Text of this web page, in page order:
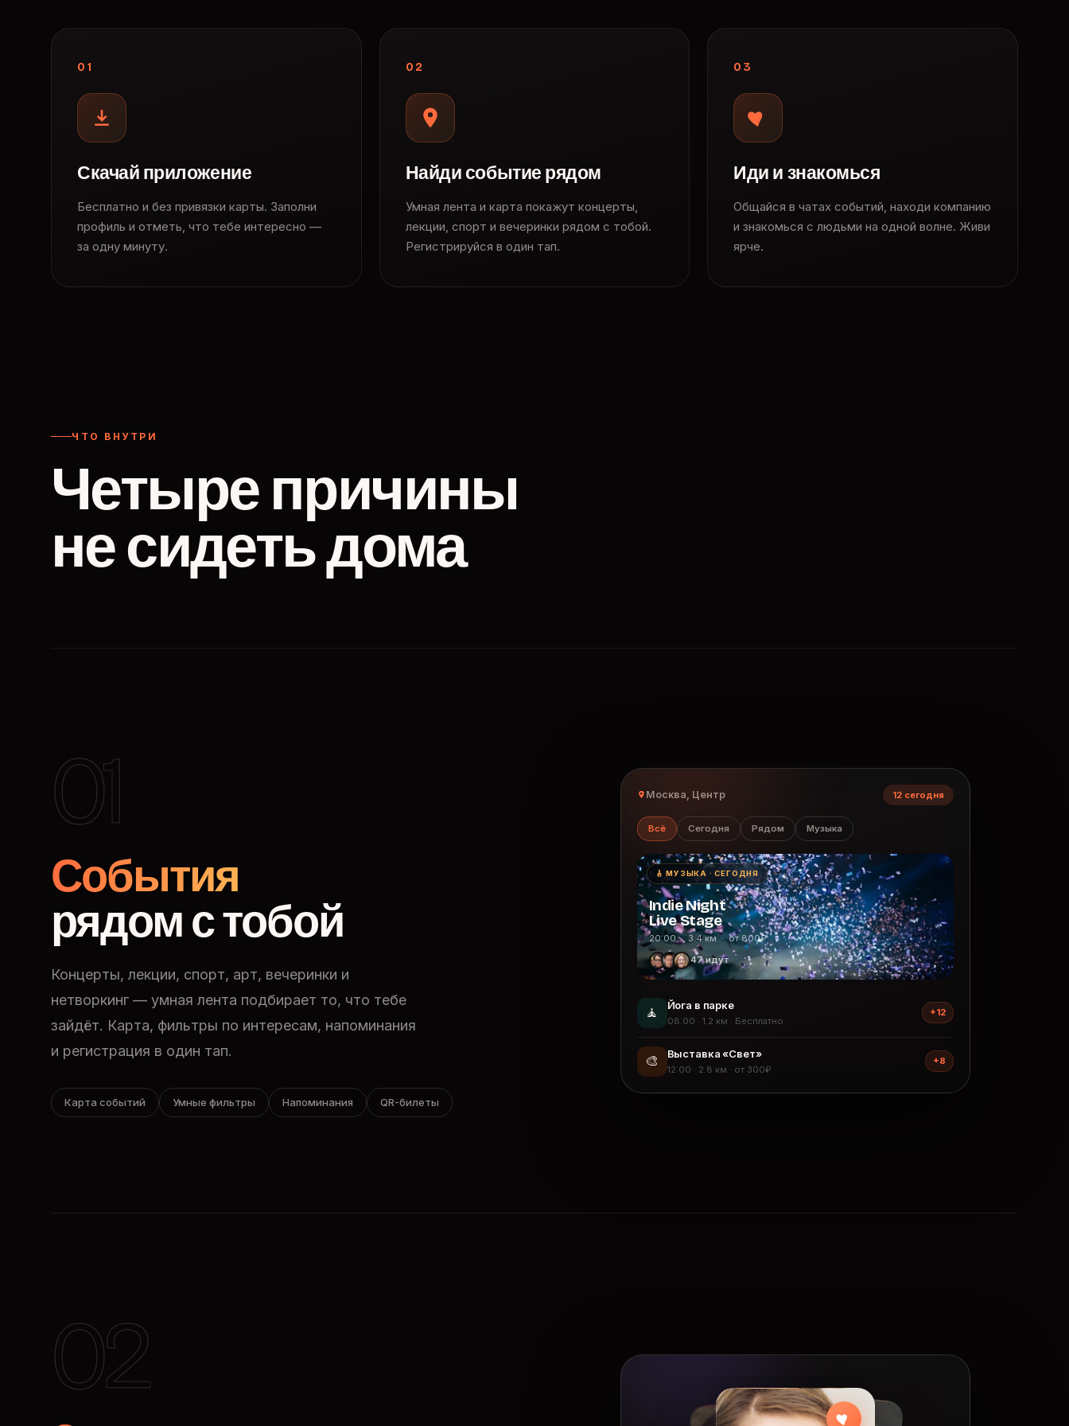
01
Скачай приложение
Бесплатно и без привязки карты. Заполни
профиль и отметь, что тебе интересно —
за одну минуту.
02
Найди событие рядом
Умная лента и карта покажут концерты,
лекции, спорт и вечеринки рядом с тобой.
Регистрируйся в один тап.
03
Иди и знакомься
Общайся в чатах событий, находи компанию
и знакомься с людьми на одной волне. Живи
ярче.
ЧТО ВНУТРИ
Четыре причины
не сидеть дома
01
События
рядом с тобой
Концерты, лекции, спорт, арт, вечеринки и
нетворкинг — умная лента подбирает то, что тебе
зайдёт. Карта, фильтры по интересам, напоминания
и регистрация в один тап.
Карта событий Умные фильтры Напоминания QR-билеты
Москва, Центр 12 сегодня
Всё Сегодня Рядом Музыка
🎸 МУЗЫКА · СЕГОДНЯ
Indie Night
Live Stage
20:00 · 3.4 км · от 800₽
47 идут
🧘 Йога в парке
08:00 · 1.2 км · Бесплатно
+12
🎨 Выставка «Свет»
12:00 · 2.8 км · от 300₽
+8
02